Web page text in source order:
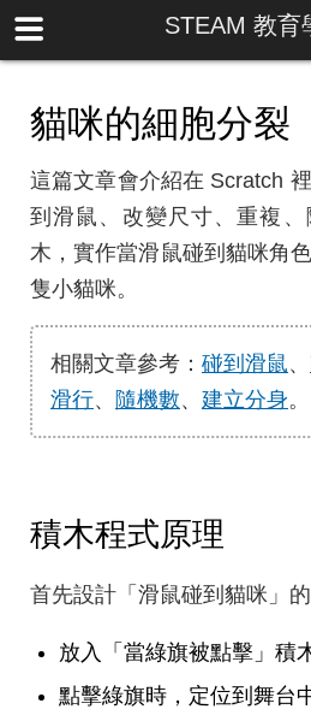
STEAM 教育
貓咪的細胞分裂
這篇文章會介紹在 Scratch
到滑鼠、改變尺寸、重複
木，實作當滑鼠碰到貓咪角
隻小貓咪。
相關文章參考： 碰到滑鼠、
滑行、 隨機數、 建立分身。
積木程式原理
首先設計「滑鼠碰到貓咪」的
放入「當綠旗被點擊」積
點擊綠旗時，定位到舞台